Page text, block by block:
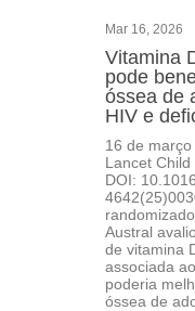
Mar 16, 2026
Vitamina
pode
óssea de
HIV e
16 de
Lancet Child
DOI:
Austral
de vitamina
associada
poderia
óssea de